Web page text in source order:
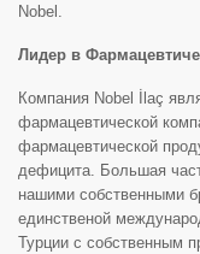
Nobel.
Лидер в
Компания Nobel İlaç
фармацевтической
фармацевтической
дефицита. Большая
нашими собственными
единственой
Турции с собственным